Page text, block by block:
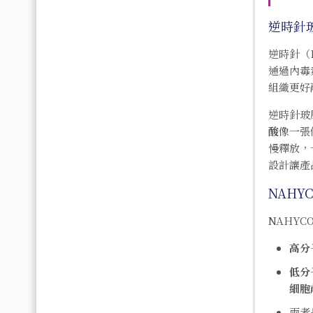
逆時針
逆時針
通過內
組織更
逆時針
酸像一
慢釋放
設計讓
高
低
細